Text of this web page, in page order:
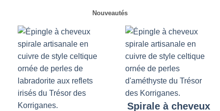
Nouveautés
Spirale à cheveux